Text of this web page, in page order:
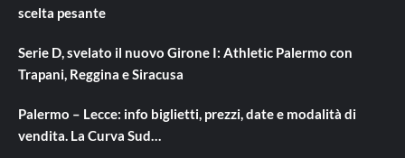
scelta pesante
Serie D, svelato il nuovo Girone I: Athletic Palermo con
Trapani, Reggina e Siracusa
Palermo – Lecce: info biglietti, prezzi, date e modalità di
vendita. La Curva Sud…